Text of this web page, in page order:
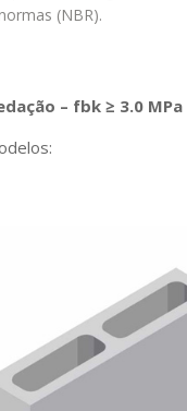
(NBR).
– fbk ≥ 3.0 MPa